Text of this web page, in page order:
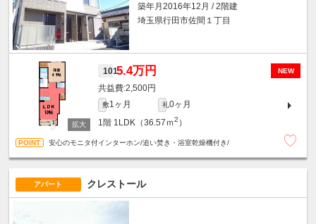
築年月2016年12月 / 2階建
埼玉県行田市佐間１丁目
NEW
1015.4万円
2,500円
敷1ヶ月 礼0ヶ月
1階 1LDK（36.57ｍ2 ）
安心のモニタ付インターホン/追い焚き・浴室乾燥機付き/
アパート クレストール